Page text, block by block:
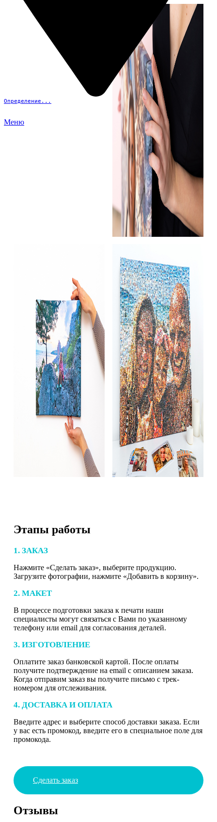
Определение...
Меню
Этапы работы
1. ЗАКАЗ
Нажмите «Сделать заказ», выберите продукцию.
Загрузите фотографии, нажмите «Добавить в корзину».
2. МАКЕТ
В процессе подготовки заказа к печати наши
специалисты могут связаться с Вами по указанному
телефону или email для согласования деталей.
3. ИЗГОТОВЛЕНИЕ
Оплатите заказ банковской картой. После оплаты
получите подтверждение на email с описанием заказа.
Когда отправим заказ вы получите письмо с трек-
номером для отслеживания.
4. ДОСТАВКА И ОПЛАТА
Введите адрес и выберите способ доставки заказа. Если
у вас есть промокод, введите его в специальное поле для
промокода.
Сделать заказ
Отзывы